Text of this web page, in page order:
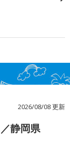
2026/08/08 更新
静岡県